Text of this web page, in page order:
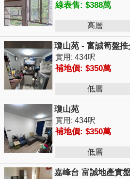
綠表售: $388萬
高層
瓊山苑 - 富誠筍盤
實用: 434呎
補地價: $350萬
低層
瓊山苑
實用: 434呎
補地價: $350萬
低層
嘉峰台 富誠地產實